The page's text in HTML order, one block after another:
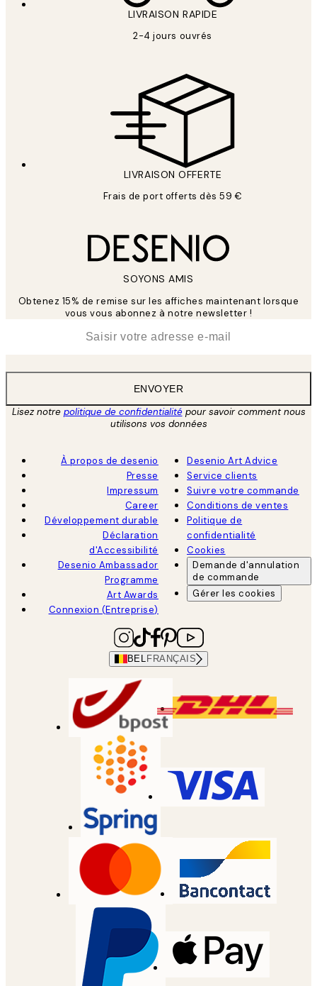
LIVRAISON RAPIDE
2-4 jours ouvrés
LIVRAISON OFFERTE
Frais de port offerts dès 59 €
SOYONS AMIS
Obtenez 15% de remise sur les affiches maintenant lorsque
vous vous abonnez à notre newsletter !
ENVOYER
Lisez notre politique de confidentialitépour savoir comment nous
utilisons vos données
À propos de desenio
Presse
Impressum
Career
Développement durable
Déclaration
d'Accessibilité
Desenio Ambassador
Programme
Art Awards
Connexion (Entreprise)
Desenio Art Advice
Service clients
Suivre votre commande
Conditions de ventes
Politique de
confidentialité
Cookies
Demande d'annulation
de commande
Gérer les cookies
BEL FRANÇAIS